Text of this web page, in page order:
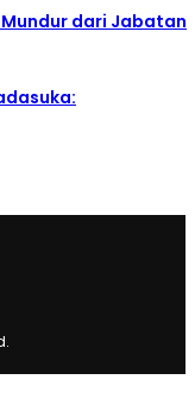
Mundur dari Jabatan